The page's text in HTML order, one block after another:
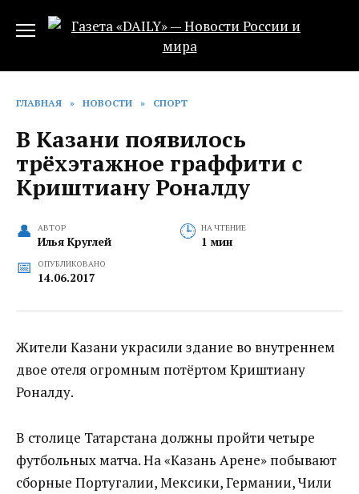
ГЛАВНАЯ » НОВОСТИ » СПОРТ
В Казани появилось
трёхэтажное граффити с
Криштиану Роналду
АВТОР
Илья Круглей
НА ЧТЕНИЕ
1 мин
ОПУБЛИКОВАНО
14.06.2017
Жители Казани украсили здание во внутреннем
двое отеля огромным потёртом Криштиану
Роналду.
В столице Татарстана должны пройти четыре
футбольных матча. На «Казань Арене» побывают
сборные Португалии, Мексики, Германии, Чили